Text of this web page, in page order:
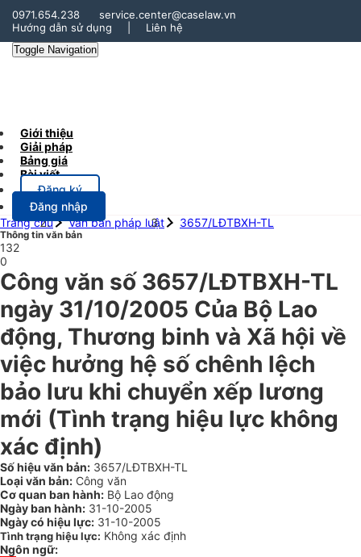
0971.654.238
service.center@caselaw.vn
Hướng dẫn sử dụng
Liên hệ
Toggle Navigation
Giới thiệu
Giải pháp
Bảng giá
Bài viết
Đăng ký
Đăng nhập
Trang chủ
Văn bản pháp luật 3657/LĐTBXH-TL
Thông tin văn bản
132
0
Công văn số 3657/LĐTBXH-TL
ngày 31/10/2005 Của Bộ Lao
động, Thương binh và Xã hội về
việc hưởng hệ số chênh lệch
bảo lưu khi chuyển xếp lương
mới (Tình trạng hiệu lực không
xác định)
Số hiệu văn bản: 3657/LĐTBXH-TL
Loại văn bản: Công văn
Cơ quan ban hành: Bộ Lao động
Ngày ban hành: 31-10-2005
Ngày có hiệu lực: 31-10-2005
Tình trạng hiệu lực: Không xác định
Ngôn ngữ: